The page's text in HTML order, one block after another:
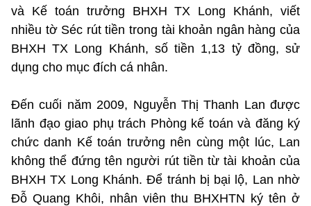
và Kế toán trưởng BHXH TX Long Khánh, viết
nhiều tờ Séc rút tiền trong tài khoản ngân hàng của
BHXH TX Long Khánh, số tiền 1,13 tỷ đồng, sử
dụng cho mục đích cá nhân.
Đến cuối năm 2009, Nguyễn Thị Thanh Lan được
lãnh đạo giao phụ trách Phòng kế toán và đăng ký
chức danh Kế toán trưởng nên cùng một lúc, Lan
không thể đứng tên người rút tiền từ tài khoản của
BHXH TX Long Khánh. Để tránh bị bại lộ, Lan nhờ
Đỗ Quang Khôi, nhân viên thu BHXHTN ký tên ở